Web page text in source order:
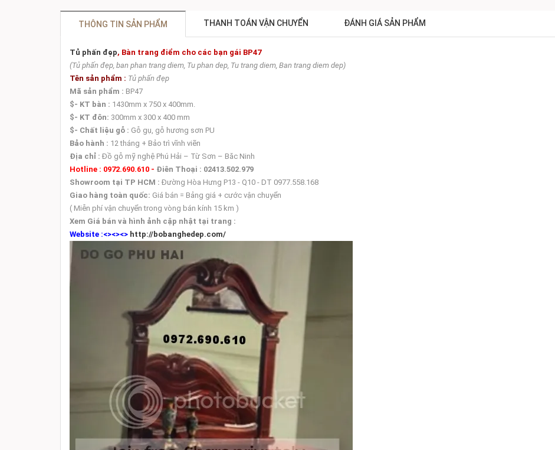
THÔNG TIN SẢN PHẨM THANH TOÁN VẬN CHUYỂN ĐÁNH GIÁ SẢN PHẨM
Tủ phấn đẹp, Bàn trang điểm cho các bạn gái BP47
(Tủ phấn đẹp, ban phan trang diem, Tu phan dep, Tu trang diem, Ban trang diem dep)
Tên sản phẩm : Tủ phấn đẹp
Mã sản phẩm : BP47
$- KT bàn : 1430mm x 750 x 400mm.
$- KT đôn: 300mm x 300 x 400 mm
$- Chất liệu gỗ : Gỗ gụ, gỗ hương sơn PU
Bảo hành : 12 tháng + Bảo trì vĩnh viẽn
Địa chỉ : Đồ gỗ mỹ nghệ Phú Hải – Từ Sơn – Băc Ninh
Hotline : 0972.690.610 - Điên Thoại : 02413.502.979
Showroom tại TP HCM : Đường Hòa Hưng P13 - Q10 - DT 0977.558.168
Giao hàng toàn quốc: Giá bán = Bảng giá + cước vận chuyển
( Miễn phí vận chuyển trong vòng bán kính 15 km )
Xem Giá bán và hình ảnh cập nhật tại trang :
Website :<><><> http://bobanghedep.com/